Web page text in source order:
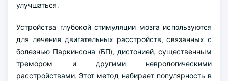
улучшаться.
Устройства глубокой стимуляции мозга используются
для лечения двигательных расстройств, связанных с
болезнью Паркинсона (БП), дистонией, существенным
тремором и другими неврологическими
расстройствами. Этот метод набирает популярность в